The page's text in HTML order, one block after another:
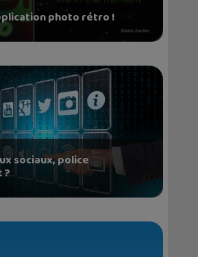
photo rétro !
sociaux, police
?